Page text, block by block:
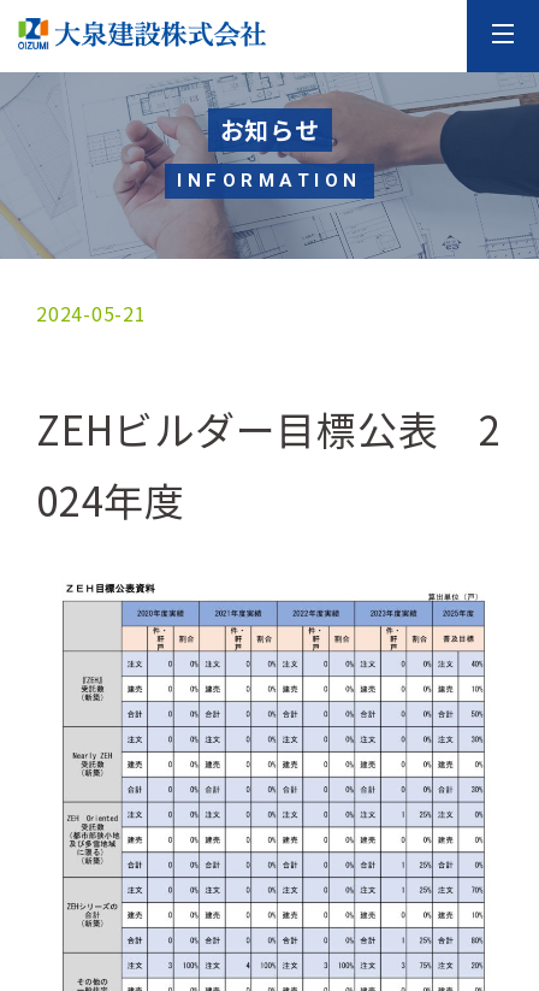
お知らせ
INFORMATION
2024-05-21
ZEHビルダー目標公表 2
024年度